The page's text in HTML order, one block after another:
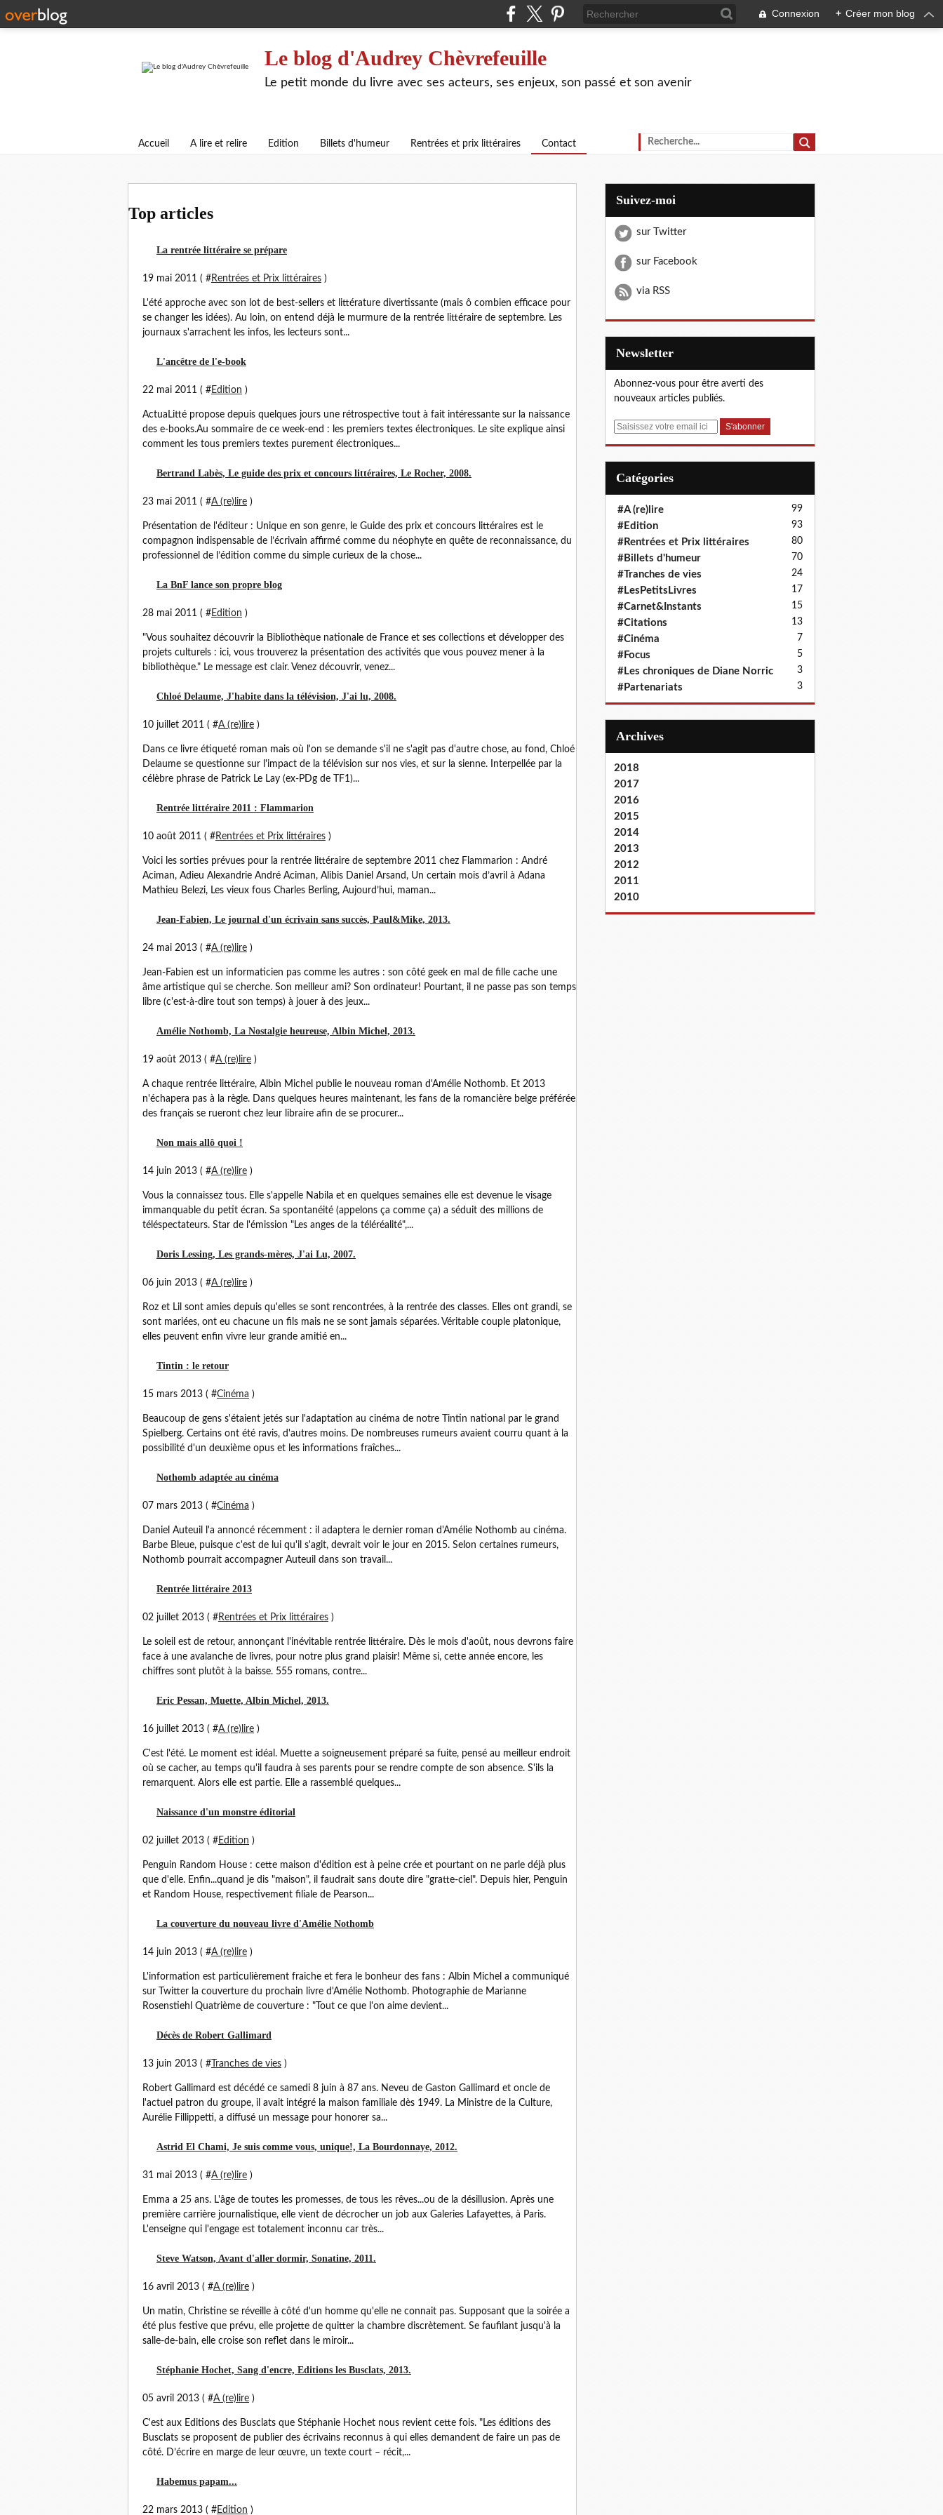
Connexion + Créer mon blog
Le blog d'Audrey Chèvrefeuille
Le petit monde du livre avec ses acteurs, ses enjeux, son passé et son avenir
Accueil A lire et relire Edition Billets d'humeur Rentrées et prix littéraires Contact
Top articles
La rentrée littéraire se prépare
19 mai 2011 ( #Rentrées et Prix littéraires )
L'été approche avec son lot de best-sellers et littérature divertissante (mais ô combien efficace pour
se changer les idées). Au loin, on entend déjà le murmure de la rentrée littéraire de septembre. Les
journaux s'arrachent les infos, les lecteurs sont...
L'ancêtre de l'e-book
22 mai 2011 ( #Edition )
ActuaLitté propose depuis quelques jours une rétrospective tout à fait intéressante sur la naissance
des e-books.Au sommaire de ce week-end : les premiers textes électroniques. Le site explique ainsi
comment les tous premiers textes purement électroniques...
Bertrand Labès, Le guide des prix et concours littéraires, Le Rocher, 2008.
23 mai 2011 ( #A (re)lire )
Présentation de l'éditeur : Unique en son genre, le Guide des prix et concours littéraires est le
compagnon indispensable de l’écrivain affirmé comme du néophyte en quête de reconnaissance, du
professionnel de l’édition comme du simple curieux de la chose...
La BnF lance son propre blog
28 mai 2011 ( #Edition )
"Vous souhaitez découvrir la Bibliothèque nationale de France et ses collections et développer des
projets culturels : ici, vous trouverez la présentation des activités que vous pouvez mener à la
bibliothèque." Le message est clair. Venez découvrir, venez...
Chloé Delaume, J'habite dans la télévision, J'ai lu, 2008.
10 juillet 2011 ( #A (re)lire )
Dans ce livre étiqueté roman mais où l'on se demande s'il ne s'agit pas d'autre chose, au fond, Chloé
Delaume se questionne sur l'impact de la télévision sur nos vies, et sur la sienne. Interpellée par la
célèbre phrase de Patrick Le Lay (ex-PDg de TF1)...
Rentrée littéraire 2011 : Flammarion
10 août 2011 ( #Rentrées et Prix littéraires )
Voici les sorties prévues pour la rentrée littéraire de septembre 2011 chez Flammarion : André
Aciman, Adieu Alexandrie André Aciman, Alibis Daniel Arsand, Un certain mois d’avril à Adana
Mathieu Belezi, Les vieux fous Charles Berling, Aujourd’hui, maman...
Jean-Fabien, Le journal d'un écrivain sans succès, Paul&Mike, 2013.
24 mai 2013 ( #A (re)lire )
Jean-Fabien est un informaticien pas comme les autres : son côté geek en mal de fille cache une
âme artistique qui se cherche. Son meilleur ami? Son ordinateur! Pourtant, il ne passe pas son temps
libre (c'est-à-dire tout son temps) à jouer à des jeux...
Amélie Nothomb, La Nostalgie heureuse, Albin Michel, 2013.
19 août 2013 ( #A (re)lire )
A chaque rentrée littéraire, Albin Michel publie le nouveau roman d'Amélie Nothomb. Et 2013
n'échapera pas à la règle. Dans quelques heures maintenant, les fans de la romancière belge préférée
des français se rueront chez leur libraire afin de se procurer...
Non mais allô quoi !
14 juin 2013 ( #A (re)lire )
Vous la connaissez tous. Elle s'appelle Nabila et en quelques semaines elle est devenue le visage
immanquable du petit écran. Sa spontanéité (appelons ça comme ça) a séduit des millions de
téléspectateurs. Star de l'émission "Les anges de la téléréalité",...
Doris Lessing, Les grands-mères, J'ai Lu, 2007.
06 juin 2013 ( #A (re)lire )
Roz et Lil sont amies depuis qu'elles se sont rencontrées, à la rentrée des classes. Elles ont grandi, se
sont mariées, ont eu chacune un fils mais ne se sont jamais séparées. Véritable couple platonique,
elles peuvent enfin vivre leur grande amitié en...
Tintin : le retour
15 mars 2013 ( #Cinéma )
Beaucoup de gens s'étaient jetés sur l'adaptation au cinéma de notre Tintin national par le grand
Spielberg. Certains ont été ravis, d'autres moins. De nombreuses rumeurs avaient courru quant à la
possibilité d'un deuxième opus et les informations fraîches...
Nothomb adaptée au cinéma
07 mars 2013 ( #Cinéma )
Daniel Auteuil l'a annoncé récemment : il adaptera le dernier roman d'Amélie Nothomb au cinéma.
Barbe Bleue, puisque c'est de lui qu'il s'agit, devrait voir le jour en 2015. Selon certaines rumeurs,
Nothomb pourrait accompagner Auteuil dans son travail...
Rentrée littéraire 2013
02 juillet 2013 ( #Rentrées et Prix littéraires )
Le soleil est de retour, annonçant l'inévitable rentrée littéraire. Dès le mois d'août, nous devrons faire
face à une avalanche de livres, pour notre plus grand plaisir! Même si, cette année encore, les
chiffres sont plutôt à la baisse. 555 romans, contre...
Eric Pessan, Muette, Albin Michel, 2013.
16 juillet 2013 ( #A (re)lire )
C'est l'été. Le moment est idéal. Muette a soigneusement préparé sa fuite, pensé au meilleur endroit
où se cacher, au temps qu'il faudra à ses parents pour se rendre compte de son absence. S'ils la
remarquent. Alors elle est partie. Elle a rassemblé quelques...
Naissance d'un monstre éditorial
02 juillet 2013 ( #Edition )
Penguin Random House : cette maison d'édition est à peine crée et pourtant on ne parle déjà plus
que d'elle. Enfin...quand je dis "maison", il faudrait sans doute dire "gratte-ciel". Depuis hier, Penguin
et Random House, respectivement filiale de Pearson...
La couverture du nouveau livre d'Amélie Nothomb
14 juin 2013 ( #A (re)lire )
L'information est particulièrement fraiche et fera le bonheur des fans : Albin Michel a communiqué
sur Twitter la couverture du prochain livre d'Amélie Nothomb. Photographie de Marianne
Rosenstiehl Quatrième de couverture : "Tout ce que l'on aime devient...
Décès de Robert Gallimard
13 juin 2013 ( # Tranches de vies )
Robert Gallimard est décédé ce samedi 8 juin à 87 ans. Neveu de Gaston Gallimard et oncle de
l'actuel patron du groupe, il avait intégré la maison familiale dès 1949. La Ministre de la Culture,
Aurélie Fillippetti, a diffusé un message pour honorer sa...
Astrid El Chami, Je suis comme vous, unique!, La Bourdonnaye, 2012.
31 mai 2013 ( #A (re)lire )
Emma a 25 ans. L'âge de toutes les promesses, de tous les rêves...ou de la désillusion. Après une
première carrière journalistique, elle vient de décrocher un job aux Galeries Lafayettes, à Paris.
L'enseigne qui l'engage est totalement inconnu car très...
Steve Watson, Avant d'aller dormir, Sonatine, 2011.
16 avril 2013 ( #A (re)lire )
Un matin, Christine se réveille à côté d'un homme qu'elle ne connait pas. Supposant que la soirée a
été plus festive que prévu, elle projette de quitter la chambre discrètement. Se faufilant jusqu'à la
salle-de-bain, elle croise son reflet dans le miroir...
Stéphanie Hochet, Sang d'encre, Editions les Busclats, 2013.
05 avril 2013 ( #A (re)lire )
C'est aux Editions des Busclats que Stéphanie Hochet nous revient cette fois. "Les éditions des
Busclats se proposent de publier des écrivains reconnus à qui elles demandent de faire un pas de
côté. D’écrire en marge de leur œuvre, un texte court – récit,...
Habemus papam...
22 mars 2013 ( #Edition )
Suivez-moi
sur Twitter
sur Facebook
via RSS
Newsletter
Abonnez-vous pour être averti des
nouveaux articles publiés.
E
Catégories
#A (re)lire 99
#Edition 93
#Rentrées et Prix littéraires 80
#Billets d'humeur 70
#Tranches de vies 24
#LesPetitsLivres 17
#Carnet&Instants 15
#Citations 13
#Cinéma 7
#Focus 5
#Les chroniques de Diane Norric 3
#Partenariats 3
Archives
2018
2017
2016
2015
2014
2013
2012
2011
2010